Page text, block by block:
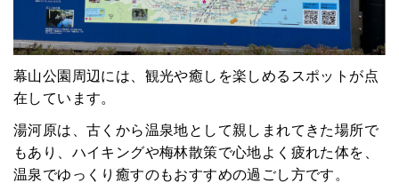
幕山公園周辺には、観光や癒しを楽しめるスポットが点
在しています。
湯河原は、古くから温泉地として親しまれてきた場所で
もあり、ハイキングや梅林散策で心地よく疲れた体を、
温泉でゆっくり癒すのもおすすめの過ごし方です。